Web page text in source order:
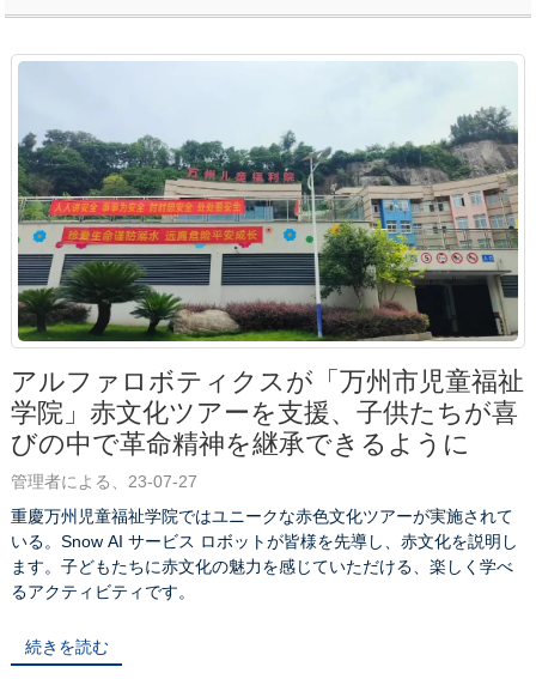
アルファロボティクスが「万州市児童福祉
学院」赤文化ツアーを支援、子供たちが喜
びの中で革命精神を継承できるように
管理者による、23-07-27
重慶万州児童福祉学院ではユニークな赤色文化ツアーが実施されて
いる。Snow AI サービス ロボットが皆様を先導し、赤文化を説明し
ます。子どもたちに赤文化の魅力を感じていただける、楽しく学べ
るアクティビティです。
続きを読む